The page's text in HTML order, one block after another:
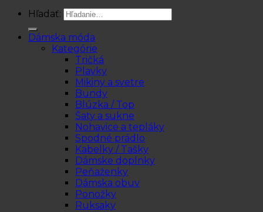
Hľadať:
Dámska móda
Kategórie
Tričká
Plavky
Mikiny a svetre
Bundy
Blúzka / Top
Šaty a sukne
Nohavice a tepláky
Spodné prádlo
Kabelky / Tašky
Dámske doplnky
Peňaženky
Dámska obuv
Ponožky
Ruksaky